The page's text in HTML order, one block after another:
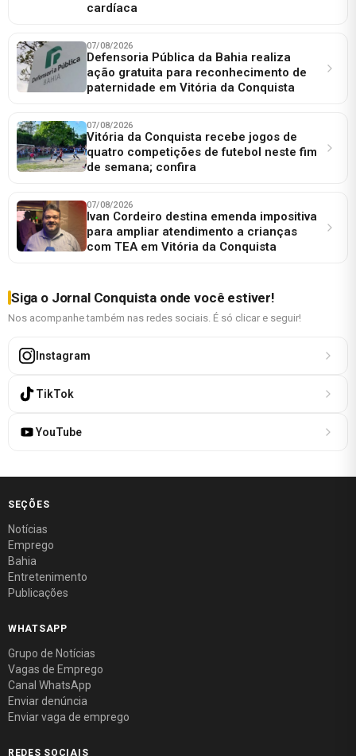
cardíaca
07/08/2026
Defensoria Pública da Bahia realiza
ação gratuita para reconhecimento de
paternidade em Vitória da Conquista
07/08/2026
Vitória da Conquista recebe jogos de
quatro competições de futebol neste fim
de semana; confira
07/08/2026
Ivan Cordeiro destina emenda impositiva
para ampliar atendimento a crianças
com TEA em Vitória da Conquista
Siga o Jornal Conquista onde você estiver!
Nos acompanhe também nas redes sociais. É só clicar e seguir!
Instagram
TikTok
YouTube
SEÇÕES
Notícias
Emprego
Bahia
Entretenimento
Publicações
WHATSAPP
Grupo de Notícias
Vagas de Emprego
Canal WhatsApp
Enviar denúncia
Enviar vaga de emprego
REDES SOCIAIS